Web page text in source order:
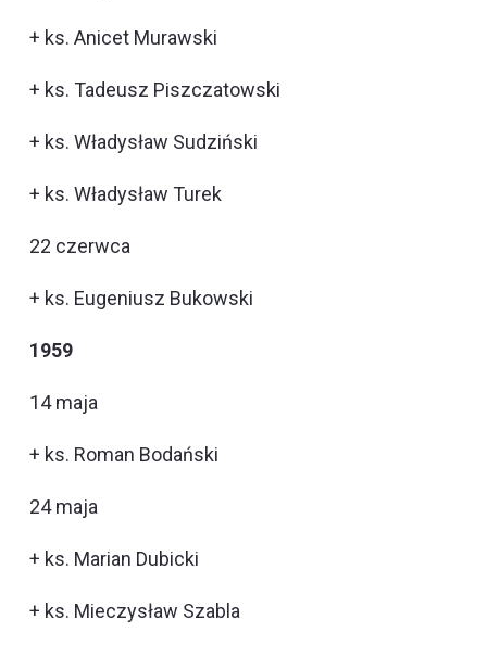
+ ks. Anicet Murawski
+ ks. Tadeusz Piszczatowski
+ ks. Władysław Sudziński
+ ks. Władysław Turek
22 czerwca
+ ks. Eugeniusz Bukowski
1959
14 maja
+ ks. Roman Bodański
24 maja
+ ks. Marian Dubicki
+ ks. Mieczysław Szabla